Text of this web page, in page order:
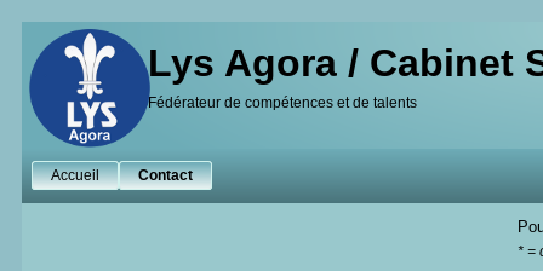
Lys Agora / Cabinet
Fédérateur de compétences et de talents
Accueil Contact
* =